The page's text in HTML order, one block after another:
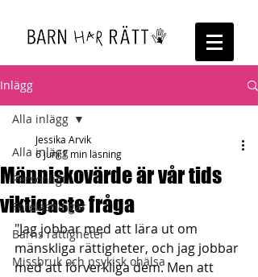
Inlägg
Alla inlägg
Personligt
Föreläsningar
Barns rättigheter
Missbruk och psykisk ohälsa
Alla inlägg
Människovärde är vår tids
viktigaste fråga
Jessika Arvik
6 juni1 min läsning
"Jag jobbar med att lära ut om
mänskliga rättigheter, och jag jobbar
med att förverkliga dem. Men att